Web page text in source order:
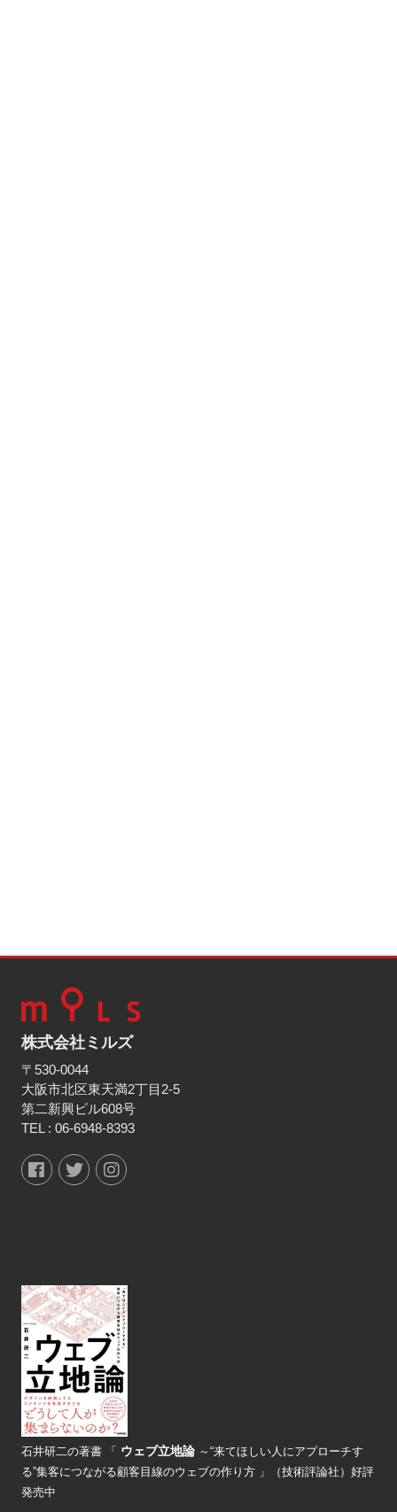
株式会社ミルズ
〒530-0044
大阪市北区東天満2丁目2-5
第二新興ビル608号
TEL : 06-6948-8393
石井研二の著書 「 ウェブ立地論 ～“来てほしい人にアプローチす
る”集客につながる顧客目線のウェブの作り方 」（技術評論社）好評
発売中